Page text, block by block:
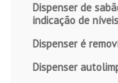
Dispenser de
indicação de níveis
Dispenser é
Dispenser